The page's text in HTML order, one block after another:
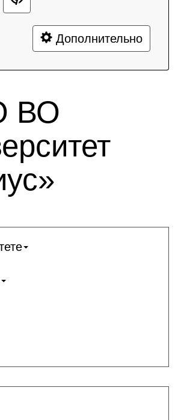
Дополнительно
ВО